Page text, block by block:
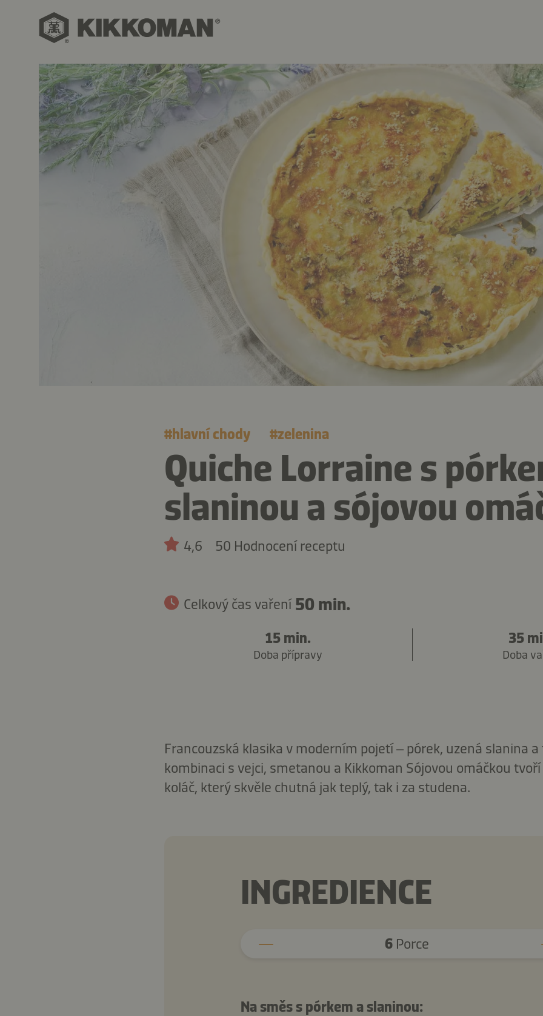
#hlavní chody #zelenina
Quiche Lorraine s
slaninou a sójovou
4,6 50 Hodnocení receptu
Celkový čas vaření 50 min.
15 min.
Doba přípravy
35
Doba
Francouzská klasika v moderním pojetí – pórek, uzená slanina
kombinaci s vejci, smetanou a Kikkoman Sójovou omáčkou
koláč, který skvěle chutná jak teplý, tak i za studena.
INGREDIENCE
6 Porce
Na směs s pórkem a slaninou: